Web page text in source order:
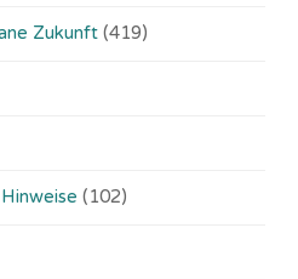
Zukunft (419)
(102)